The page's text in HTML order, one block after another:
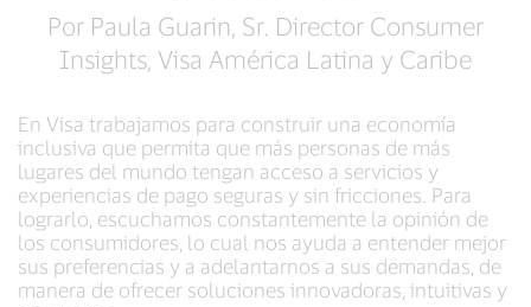
Por Paula Guarin, Sr. Director Consumer
Insights, Visa América Latina y Caribe
En Visa trabajamos para construir una economía
inclusiva que permita que más personas de más
lugares del mundo tengan acceso a servicios y
experiencias de pago seguras y sin fricciones. Para
lograrlo, escuchamos constantemente la opinión de
los consumidores, lo cual nos ayuda a entender mejor
sus preferencias y a adelantarnos a sus demandas, de
manera de ofrecer soluciones innovadoras, intuitivas y